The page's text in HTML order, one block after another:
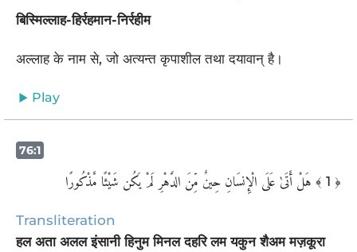
बिस्मिल्लाह-हिर्रहमान-निर्रहीम
अल्लाह के नाम से, जो अत्यन्त कृपाशील तथा दयावान् है।
Play
76:1
هَلْ أَتَىٰ عَلَى الْإِنسَانِ حِينٌ مِّنَ الدَّهْرِ لَمْ يَكُن شَيْئًا مَّذْكُورًا ﴾ 1 ﴿
Transliteration
हल अता अलल इंसानी हिनुम मिनल दहरि लम यकुन शैअम मज़कूरा